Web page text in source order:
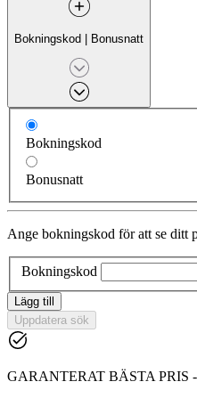
Bokningskod | Bonusnatt
Bokningskod
Bonusnatt
Ange bokningskod för att se ditt
Bokningskod
Lägg till
Uppdatera sök
GARANTERAT BÄSTA PRIS -